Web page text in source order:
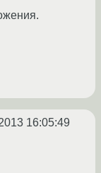
16:05:49